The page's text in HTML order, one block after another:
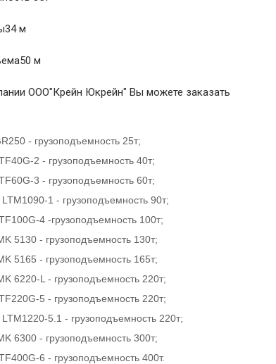
м
м
ООО"Крейн Юкрейн" Вы можете заказать
- грузоподъемность 25т;
2 - грузоподъемность 40т;
3 - грузоподъемность 60т;
1 - грузоподъемность 90т;
4 -грузоподъемность 100т;
5130 - грузоподъемность 130т;
5165 - грузоподъемность 165т;
6220-L - грузоподъемность 220т;
5 - грузоподъемность 220т;
5.1 - грузоподъемность 220т;
6300 - грузоподъемность 300т;
6 - грузоподъемность 400т.